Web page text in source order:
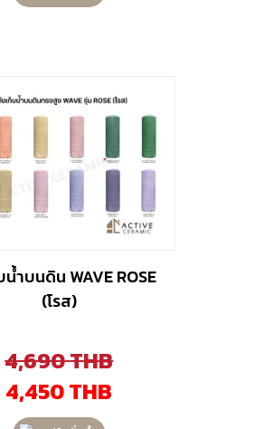
ำบนดิน WAVE ROSE
(โรส)
4,690THB
4,450THB